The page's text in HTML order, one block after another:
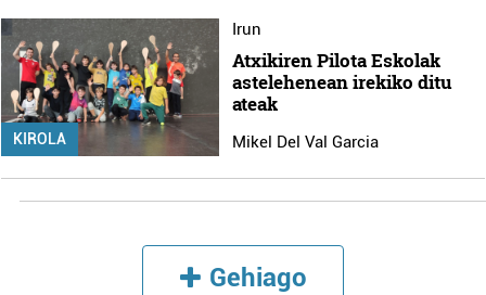
KIROLA
Irun
Atxikiren Pilota Eskolak
astelehenean irekiko ditu
ateak
Mikel Del Val Garcia
Gehiago